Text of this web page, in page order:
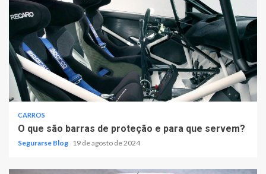
CARROS
O que são barras de proteção e para que servem?
Segurarse Blog 19 de agosto de 2024